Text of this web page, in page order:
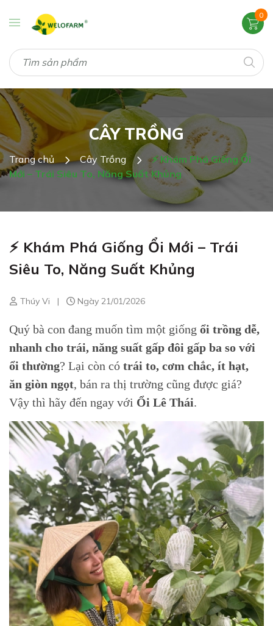
0
CÂY TRỒNG
Trang chủ Cây Trồng
⚡ Khám Phá Giống Ổi
Mới – Trái Siêu To, Năng Suất Khủng
⚡ Khám Phá Giống Ổi Mới – Trái
Siêu To, Năng Suất Khủng
Thúy Vi | Ngày 21/01/2026
Quý bà con đang muốn tìm một giống ổi trồng dễ,
nhanh cho trái, năng suất gấp đôi gấp ba so với
ổi thường? Lại còn có trái to, cơm chắc, ít hạt,
ăn giòn ngọt, bán ra thị trường cũng được giá?
Vậy thì hãy đến ngay với Ổi Lê Thái.